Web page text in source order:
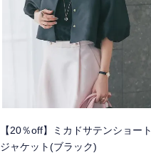
【20％off】ミカドサテンショート
ジャケット(ブラック)